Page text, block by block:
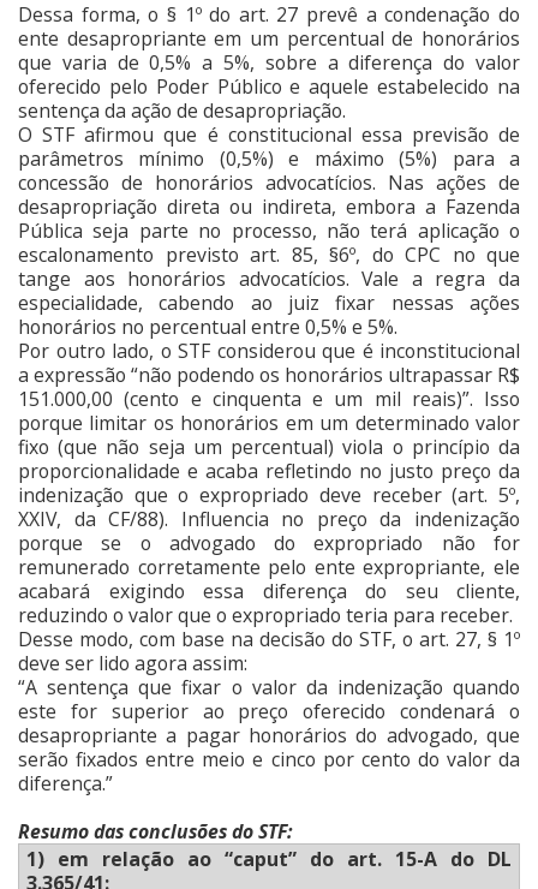
Dessa forma, o § 1º do art. 27 prevê a condenação do
ente desapropriante em um percentual de honorários
que varia de 0,5% a 5%, sobre a diferença do valor
oferecido pelo Poder Público e aquele estabelecido na
sentença da ação de desapropriação.
O STF afirmou que é constitucional essa previsão de
parâmetros mínimo (0,5%) e máximo (5%) para a
concessão de honorários advocatícios. Nas ações de
desapropriação direta ou indireta, embora a Fazenda
Pública seja parte no processo, não terá aplicação o
escalonamento previsto art. 85, §6º, do CPC no que
tange aos honorários advocatícios. Vale a regra da
especialidade, cabendo ao juiz fixar nessas ações
honorários no percentual entre 0,5% e 5%.
Por outro lado, o STF considerou que é inconstitucional
a expressão “não podendo os honorários ultrapassar R$
151.000,00 (cento e cinquenta e um mil reais)”. Isso
porque limitar os honorários em um determinado valor
fixo (que não seja um percentual) viola o princípio da
proporcionalidade e acaba refletindo no justo preço da
indenização que o expropriado deve receber (art. 5º,
XXIV, da CF/88). Influencia no preço da indenização
porque se o advogado do expropriado não for
remunerado corretamente pelo ente expropriante, ele
acabará exigindo essa diferença do seu cliente,
reduzindo o valor que o expropriado teria para receber.
Desse modo, com base na decisão do STF, o art. 27, § 1º
deve ser lido agora assim:
“A sentença que fixar o valor da indenização quando
este for superior ao preço oferecido condenará o
desapropriante a pagar honorários do advogado, que
serão fixados entre meio e cinco por cento do valor da
diferença.”
Resumo das conclusões do STF:
1) em relação ao “caput” do art. 15-A do DL
3.365/41: